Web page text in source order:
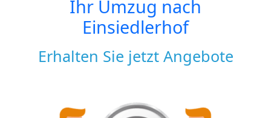
Ihr Umzug nach
Einsiedlerhof
Erhalten Sie jetzt Angebote